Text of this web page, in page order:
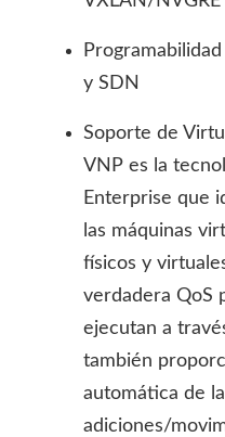
y SDN
Soporte de
VNP es la
Enterprise que
las máquinas
físicos y
verdadera QoS
ejecutan a
también
automática de
adiciones/